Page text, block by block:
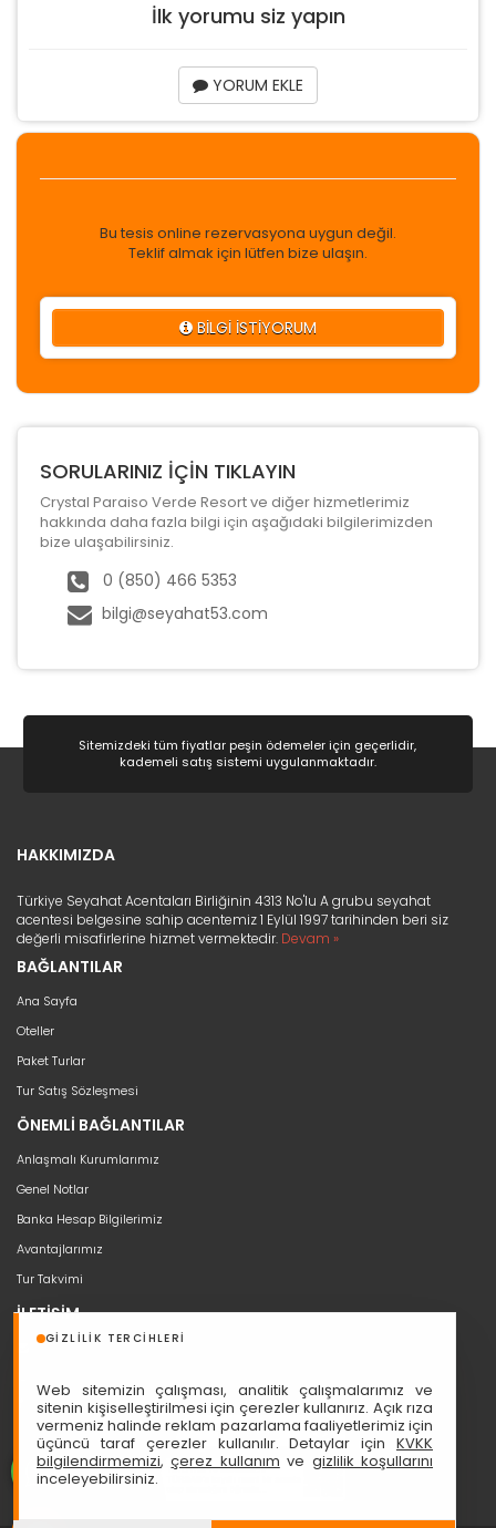
GIZLILIK TERCIHLERI
Web sitemizin çalışması, analitik çalışmalarımız ve
sitenin kişiselleştirilmesi için çerezler kullanırız. Açık rıza
vermeniz halinde reklam pazarlama faaliyetlerimiz için
üçüncü taraf çerezler kullanılır. Detaylar için KVKK
bilgilendirmemizi,çerez kullanım ve gizlilik koşullarını
inceleyebilirsiniz.
İlk yorumu siz yapın
YORUM EKLE
Bu tesis online rezervasyona uygun değil.
Teklif almak için lütfen bize ulaşın.
BİLGİ İSTİYORUM
SORULARINIZ İÇİN TIKLAYIN
Crystal Paraiso Verde Resort ve diğer hizmetlerimiz
hakkında daha fazla bilgi için aşağıdaki bilgilerimizden
bize ulaşabilirsiniz.
0 (850) 466 5353
bilgi@seyahat53.com
Sitemizdeki tüm fiyatlar peşin ödemeler için geçerlidir,
kademeli satış sistemi uygulanmaktadır.
HAKKIMIZDA
Türkiye Seyahat Acentaları Birliğinin 4313 No'lu A grubu seyahat
acentesi belgesine sahip acentemiz 1 Eylül 1997 tarihinden beri siz
değerli misafirlerine hizmet vermektedir. Devam »
BAĞLANTILAR
Ana Sayfa
Oteller
Paket Turlar
Tur Satış Sözleşmesi
ÖNEMLİ BAĞLANTILAR
Anlaşmalı Kurumlarımız
Genel Notlar
Banka Hesap Bilgilerimiz
Avantajlarımız
Tur Takvimi
İLETİŞİM
bilgi@seyahat53.com
Cumhuriyet, Sakarya Cd. Ali Nazmi İşhanı No:1/11, 06420 Çankaya